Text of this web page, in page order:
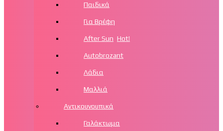
Παιδικά
Για Βρέφη
After Sun Hot!
Autobrozant
Λάδια
Μαλλιά
Αντικουνουπικά
Γαλάκτωμα